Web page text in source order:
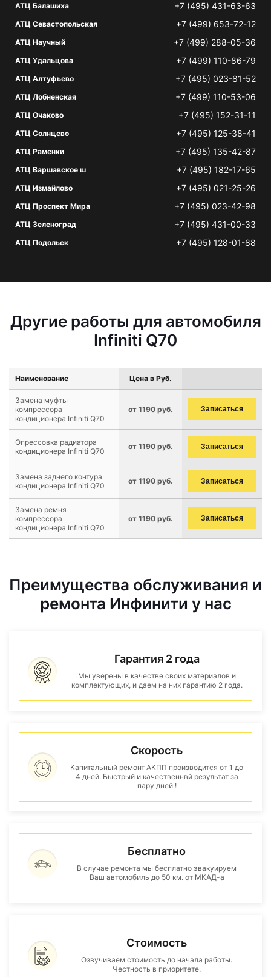
АТЦ Балашиха +7 (495) 431-63-63
АТЦ Севастопольская +7 (499) 653-72-12
АТЦ Научный +7 (499) 288-05-36
АТЦ Удальцова +7 (499) 110-86-79
АТЦ Алтуфьево +7 (495) 023-81-52
АТЦ Лобненская +7 (499) 110-53-06
АТЦ Очаково +7 (495) 152-31-11
АТЦ Солнцево +7 (495) 125-38-41
АТЦ Раменки +7 (495) 135-42-87
АТЦ Варшавское ш +7 (495) 182-17-65
АТЦ Измайлово +7 (495) 021-25-26
АТЦ Проспект Мира +7 (495) 023-42-98
АТЦ Зеленоград +7 (495) 431-00-33
АТЦ Подольск +7 (495) 128-01-88
Другие работы для автомобиля
Infiniti Q70
Наименование Цена в Руб.
Замена муфты
компрессора
кондиционера Infiniti Q70
от 1190 руб. Записаться
Опрессовка радиатора
кондиционера Infiniti Q70
от 1190 руб. Записаться
Замена заднего контура
кондиционера Infiniti Q70
от 1190 руб. Записаться
Замена ремня
компрессора
кондиционера Infiniti Q70
от 1190 руб. Записаться
Преимущества обслуживания и
ремонта Инфинити у нас
Гарантия 2 года
Мы уверены в качестве своих материалов и
комплектующих, и даем на них гарантию 2 года.
Скорость
Капитальный ремонт АКПП производится от 1 до
4 дней. Быстрый и качественнвй результат за
пару дней !
Бесплатно
В случае ремонта мы бесплатно эвакуируем
Ваш автомобиль до 50 км. от МКАД-а
Стоимость
Озвучиваем стоимость до начала работы.
Честность в приоритете.